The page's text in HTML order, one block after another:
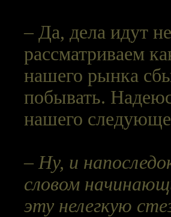
– Да, дела идут
рассматриваем
нашего рынка
побывать.
нашего
– Ну, и
словом
эту нелегкую